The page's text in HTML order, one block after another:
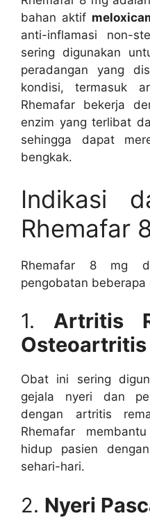
bahan aktif
anti-inflamasi non-
sering digunakan
peradangan yang
kondisi, termasuk
Rhemafar bekerja
enzim yang terlibat
sehingga dapat
bengkak.
Indikasi
Rhemafar
Rhemafar 8 mg
pengobatan
1.Artritis
Osteoartritis
Obat ini sering
gejala nyeri dan
dengan artritis
Rhemafar
hidup pasien
sehari-hari.
2. Nyeri